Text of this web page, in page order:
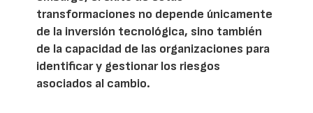
transformaciones no depende únicamente
de la inversión tecnológica, sino también
de la capacidad de las organizaciones para
identificar y gestionar los riesgos
asociados al cambio.